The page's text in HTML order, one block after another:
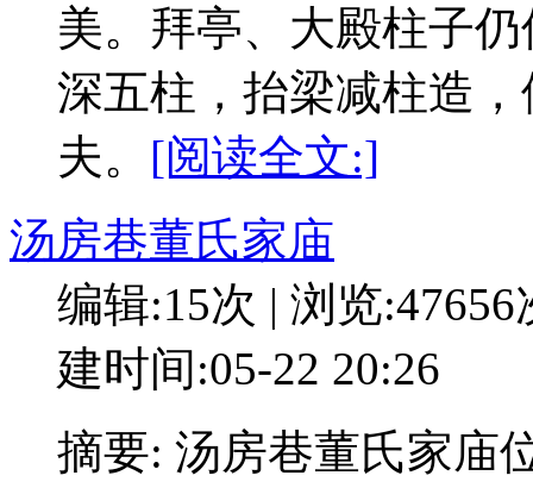
美。拜亭、大殿柱子
深五柱，抬梁减柱造
夫。 [阅读全文:]
汤房巷董氏家庙
编辑:15次 | 浏览:47656
建时间:05-22 20:26
摘要: 汤房巷董氏家庙